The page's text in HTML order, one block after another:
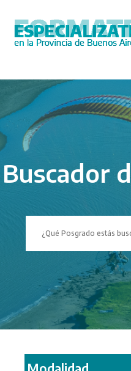
Buscador